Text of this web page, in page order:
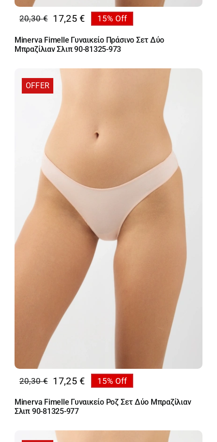
20,30€
Original
price
was:
17,25 €
Η
τρέχουσα
τιμή
15% Off
Minerva Fimelle Γυναικείο Πράσινο Σετ Δύο
Μπραζίλιαν Σλιπ 90-81325-973
OFFER
20,30€
Original
price
was:
17,25 €
Η
τρέχουσα
τιμή
15% Off
Minerva Fimelle Γυναικείο Ροζ Σετ Δύο Μπραζίλιαν
Σλιπ 90-81325-977